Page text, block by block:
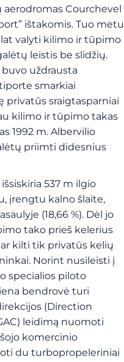
aerodromas Courchevel
ištakomis. Tuo metu
valyti kilimo ir tūpimo
leistis be slidžių.
buvo uždrausta
smarkiai
privatūs sraigtasparniai
kilimo ir tūpimo takas
1992 m. Albervilio
priimti didesnius
537 m ilgio
įrengtu kalno šlaite,
(18,66 %). Dėl jo
tako prieš kelerius
kilti tik privatūs kelių
Norint nusileisti į
specialios piloto
bendrovė turi
(Direction
leidimą nuomoti
komercinio
du turbopropeleriniai